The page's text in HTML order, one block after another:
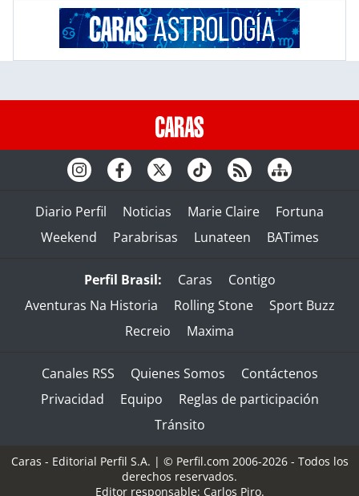
Diario Perfil Noticias Marie Claire
Fortuna
Weekend
Parabrisas Lunateen BATimes
Perfil Brasil: Caras
Contigo
Aventuras Na Historia
Rolling Stone
Sport Buzz
Recreio
Maxima
Canales RSS Quienes Somos
Contáctenos
Privacidad
Equipo
Reglas de participación
Tránsito
Caras - Editorial Perfil S.A. | © Perfil.com 2006-2026 - Todos los
derechos reservados.
Editor responsable: Carlos Piro.